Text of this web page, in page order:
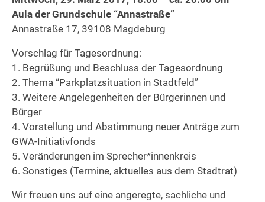
Aula der Grundschule “Annastraße”
Annastraße 17, 39108 Magdeburg
Vorschlag für Tagesordnung:
1. Begrüßung und Beschluss der Tagesordnung
2. Thema “Parkplatzsituation in Stadtfeld”
3. Weitere Angelegenheiten der Bürgerinnen und
Bürger
4. Vorstellung und Abstimmung neuer Anträge zum
GWA-Initiativfonds
5. Veränderungen im Sprecher*innenkreis
6. Sonstiges (Termine, aktuelles aus dem Stadtrat)
Wir freuen uns auf eine angeregte, sachliche und